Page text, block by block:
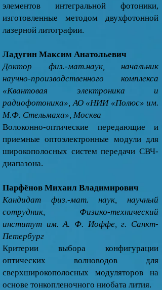
элементов интегральной фотоники,
изготовленные методом двухфотонной
лазерной литографии.
Ладугин Максим Анатольевич
Доктор физ.-мат.наук, начальник
научно-производственного комплекса
«Квантовая электроника и
радиофотоника», АО «НИИ «Полюс» им.
М.Ф. Стельмаха», Москва
Волоконно-оптические передающие и
приемные оптоэлектронные модули для
широкополосных систем передачи СВЧ-
диапазона.
Парфёнов Михаил Владимирович
Кандидат физ.-мат. наук, научный
сотрудник, Физико-технический
институт им. А. Ф. Иоффе, г. Санкт-
Петербург
Критерии выбора конфигурации
оптических волноводов для
сверхширокополосных модуляторов на
основе тонкопленочного ниобата лития.